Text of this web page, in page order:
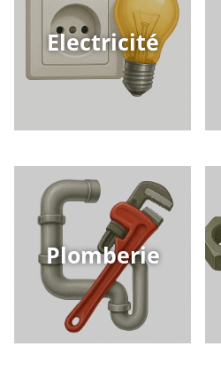
Electricité
Plomberie